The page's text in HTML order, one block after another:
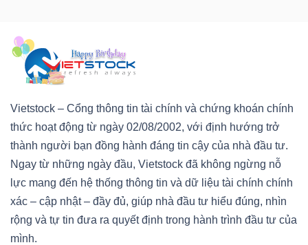
Vietstock – Cổng thông tin tài chính và chứng khoán chính
thức hoạt động từ ngày 02/08/2002, với định hướng trở
thành người bạn đồng hành đáng tin cậy của nhà đầu tư.
Ngay từ những ngày đầu, Vietstock đã không ngừng nỗ
lực mang đến hệ thống thông tin và dữ liệu tài chính chính
xác – cập nhật – đầy đủ, giúp nhà đầu tư hiểu đúng, nhìn
rộng và tự tin đưa ra quyết định trong hành trình đầu tư của
mình.